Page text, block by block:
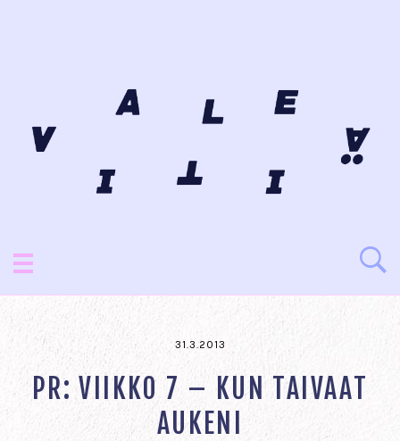
31.3.2013
PR: VIIKKO 7 – KUN TAIVAAT
AUKENI